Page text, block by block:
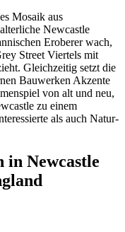
Mosaik aus
Newcastle
Eroberer wach,
Street Viertels mit
Gleichzeitig setzt die
Bauwerken Akzente
von alt und neu,
zu einem
als auch Natur-
in Newcastle